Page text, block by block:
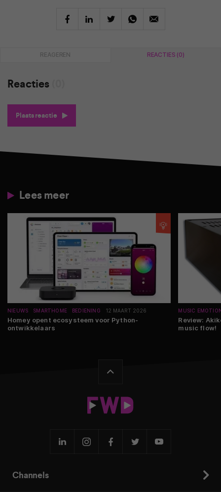
REAGEREN REACTIES (0)
Reacties
Plaats reactie
Lees meer
NIEUWS SMARTHOME BEDIENING 12 MAART 2026
Homey opent ecosysteem voor Python-
ontwikkelaars
MUSIC
Review:
music flow!
Channels